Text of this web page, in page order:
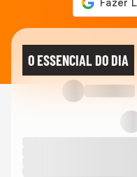
de
O ESSENCIAL DO DIA